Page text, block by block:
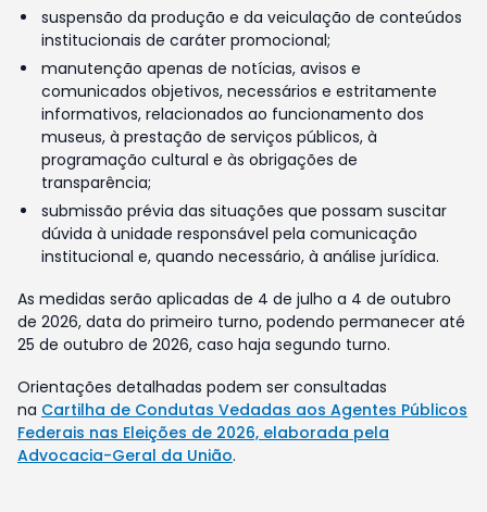
suspensão da produção e da veiculação de conteúdos
institucionais de caráter promocional;
manutenção apenas de notícias, avisos e
comunicados objetivos, necessários e estritamente
informativos, relacionados ao funcionamento dos
museus, à prestação de serviços públicos, à
programação cultural e às obrigações de
transparência;
submissão prévia das situações que possam suscitar
dúvida à unidade responsável pela comunicação
institucional e, quando necessário, à análise jurídica.
As medidas serão aplicadas de 4 de julho a 4 de outubro
de 2026, data do primeiro turno, podendo permanecer até
25 de outubro de 2026, caso haja segundo turno.
Orientações detalhadas podem ser consultadas
na Cartilha de Condutas Vedadas aos Agentes Públicos
Federais nas Eleições de 2026, elaborada pela
Advocacia-Geral da União.